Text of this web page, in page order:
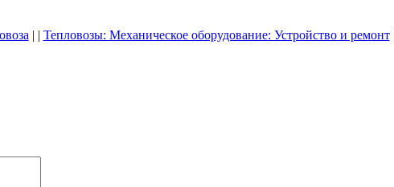
| | Тепловозы: Механическое оборудование: Устройство и ремонт